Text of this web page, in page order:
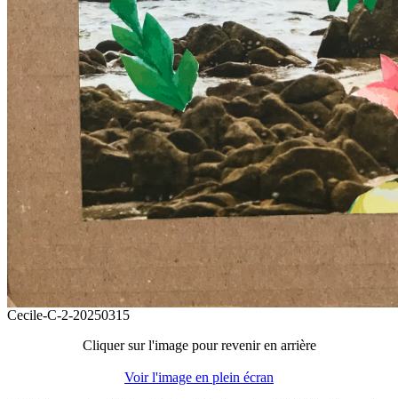
Cecile-C-2-20250315
Cliquer sur l'image pour revenir en arrière
Voir l'image en plein écran